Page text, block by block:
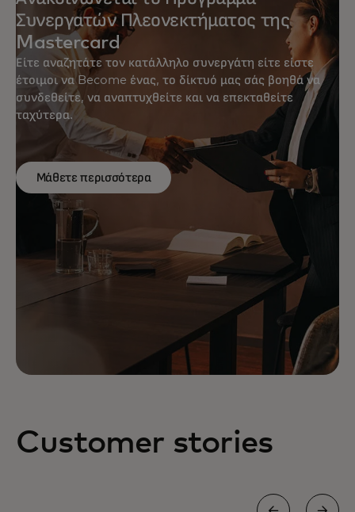
Συνεργατών Πλεονεκτήματος της
Mastercard
Είτε αναζητάτε τον κατάλληλο συνεργάτη είτε είστε
έτοιμοι να Become ένας, το δίκτυό μας σάς βοηθά να
συνδεθείτε, να αναπτυχθείτε και να επεκταθείτε
ταχύτερα.
Μάθετε περισσότερα
Customer stories